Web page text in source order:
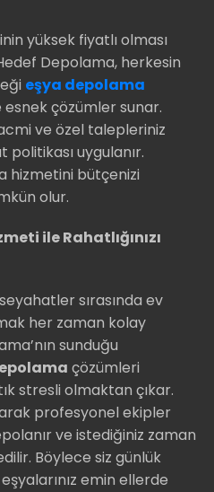
yüksek fiyatlı olması
Depolama, herkesin
eşya depolama
çözümler sunar.
ve özel talepleriniz
uygulanır.
hizmetini bütçenizi
olur.
ile Rahatlığınızı
sırasında ev
her zaman kolay
sunduğu
çözümleri
stresli olmaktan çıkar.
profesyonel ekipler
ve istediğiniz zaman
Böylece siz günlük
emin ellerde